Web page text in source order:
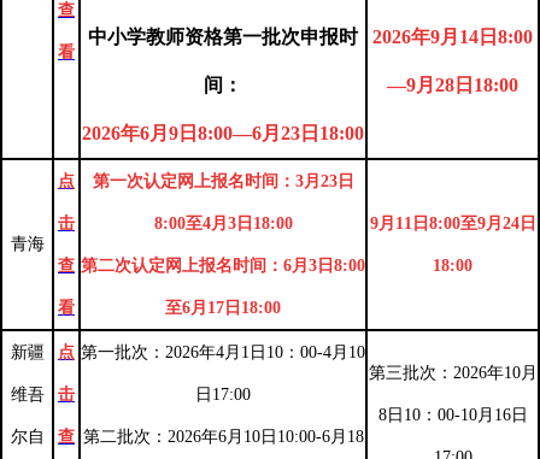
查
看
中小学教师资格第一批次申报时
间：
2026年6月9日8:00—6月23日18:00
2026年9月14日8:00
—9月28日18:00
青海
点
击
查
看
第一次认定网上报名时间：3月23日
8:00至4月3日18:00
第二次认定网上报名时间：6月3日8:00
至6月17日18:00
9月11日8:00至9月24日
18:00
新疆
维吾
尔自
点
击
查
第一批次：2026年4月1日10：00-4月10
日17:00
第二批次：2026年6月10日10:00-6月18
第三批次：2026年10月
8日10：00-10月16日